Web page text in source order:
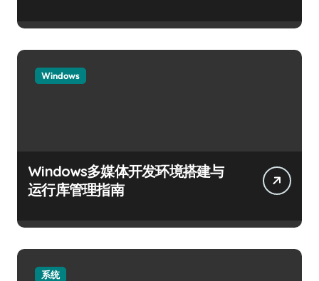
Windows
Windows多媒体开发环境搭建与
运行库管理指南
系统